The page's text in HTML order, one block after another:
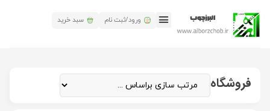
ورود/ثبت نام سبد خرید
فروشگاه